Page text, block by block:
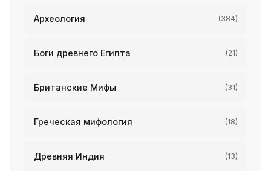
Археология (384)
Боги древнего Египта (21)
Британские Мифы (31)
Греческая мифология (18)
Древняя Индия (13)